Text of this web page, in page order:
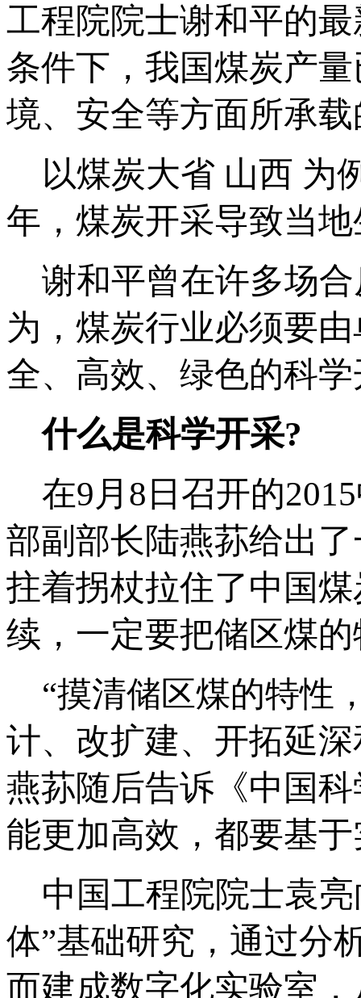
工程院院士谢和平的
条件下，我国煤炭产
境、安全等方面所承
以煤炭大省 山西 为
年，煤炭开采导致当
谢和平曾在许多场合
为，煤炭行业必须要
全、高效、绿色的科
什么是科学开采?
在9月8日召开的
部副部长陆燕荪给出
拄着拐杖拉住了中国
续，一定要把储区煤
“摸清储区煤的特性
计、改扩建、开拓延
燕荪随后告诉《中国
能更加高效，都要基
中国工程院院士袁亮
体”基础研究，通过分
而建成数字化实验室